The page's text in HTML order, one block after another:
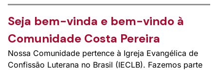
Seja bem-vinda e bem-vindo à
Comunidade Costa Pereira
Nossa Comunidade pertence à Igreja Evangélica de
Confissão Luterana no Brasil (IECLB). Fazemos parte